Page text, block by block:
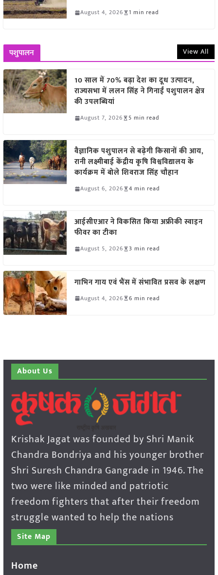
August 4, 2026 1 min read
पशुपालन View All
10 साल में 70% बढ़ा देश का दूध उत्पादन,
राज्यसभा में ललन सिंह ने गिनाईं पशुपालन क्षेत्र
की उपलब्धियां
August 7, 2026 5 min read
वैज्ञानिक पशुपालन से बढ़ेगी किसानों की आय,
रानी लक्ष्मीबाई केंद्रीय कृषि विश्वविद्यालय के
कार्यक्रम में बोले शिवराज सिंह चौहान
August 6, 2026 4 min read
आईसीएआर ने विकसित किया अफ्रीकी स्वाइन
फीवर का टीका
August 5, 2026 3 min read
गाभिन गाय एवं भैंस में संभावित प्रसव के लक्षण
August 4, 2026 6 min read
About Us
Krishak Jagat was founded by Shri Manik
Chandra Bondriya and his younger brother
Shri Suresh Chandra Gangrade in 1946. The
two were like minded and patriotic
freedom fighters that after their freedom
struggle wanted to help the nations
Site Map
Home